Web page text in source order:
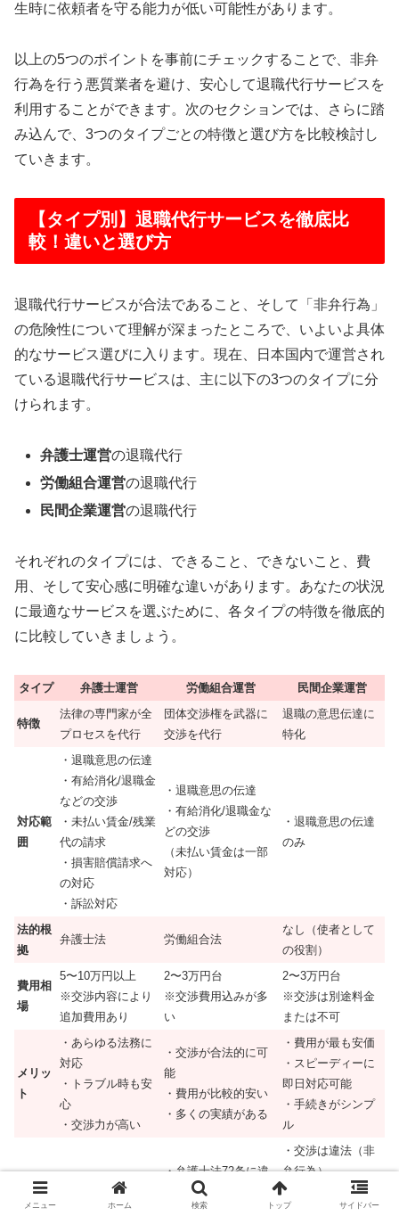
生時に依頼者を守る能力が低い可能性があります。
以上の5つのポイントを事前にチェックすることで、非弁
行為を行う悪質業者を避け、安心して退職代行サービスを
利用することができます。次のセクションでは、さらに踏
み込んで、3つのタイプごとの特徴と選び方を比較検討し
ていきます。
【タイプ別】退職代行サービスを徹底比
較！違いと選び方
退職代行サービスが合法であること、そして「非弁行為」
の危険性について理解が深まったところで、いよいよ具体
的なサービス選びに入ります。現在、日本国内で運営され
ている退職代行サービスは、主に以下の3つのタイプに分
けられます。
弁護士運営の退職代行
労働組合運営の退職代行
民間企業運営の退職代行
それぞれのタイプには、できること、できないこと、費
用、そして安心感に明確な違いがあります。あなたの状況
に最適なサービスを選ぶために、各タイプの特徴を徹底的
に比較していきましょう。
タイプ 弁護士運営 労働組合運営 民間企業運営
特徴
法律の専門家が全
プロセスを代行
団体交渉権を武器に
交渉を代行
退職の意思伝達に
特化
対応範
囲
・退職意思の伝達
・有給消化/退職金
などの交渉
・未払い賃金/残業
代の請求
・損害賠償請求へ
の対応
・訴訟対応
・退職意思の伝達
・有給消化/退職金な
どの交渉
（未払い賃金は一部
対応）
・退職意思の伝達
のみ
法的根
拠
弁護士法 労働組合法
なし（使者として
の役割）
費用相
場
5〜10万円以上
※交渉内容により
追加費用あり
2〜3万円台
※交渉費用込みが多
い
2〜3万円台
※交渉は別途料金
または不可
メリッ
ト
・あらゆる法務に
対応
・トラブル時も安
心
・交渉力が高い
・交渉が合法的に可
能
・費用が比較的安い
・多くの実績がある
・費用が最も安価
・スピーディーに
即日対応可能
・手続きがシンプ
ル
デメリ
ット
・費用が高め
・無料相談が有料
・弁護士法72条に違
反する交渉は不可
（損害賠償請求への
・交渉は違法（非
弁行為）
・トラブル発生時
に対応できない
メニュー ホーム 検索 トップ サイドバー